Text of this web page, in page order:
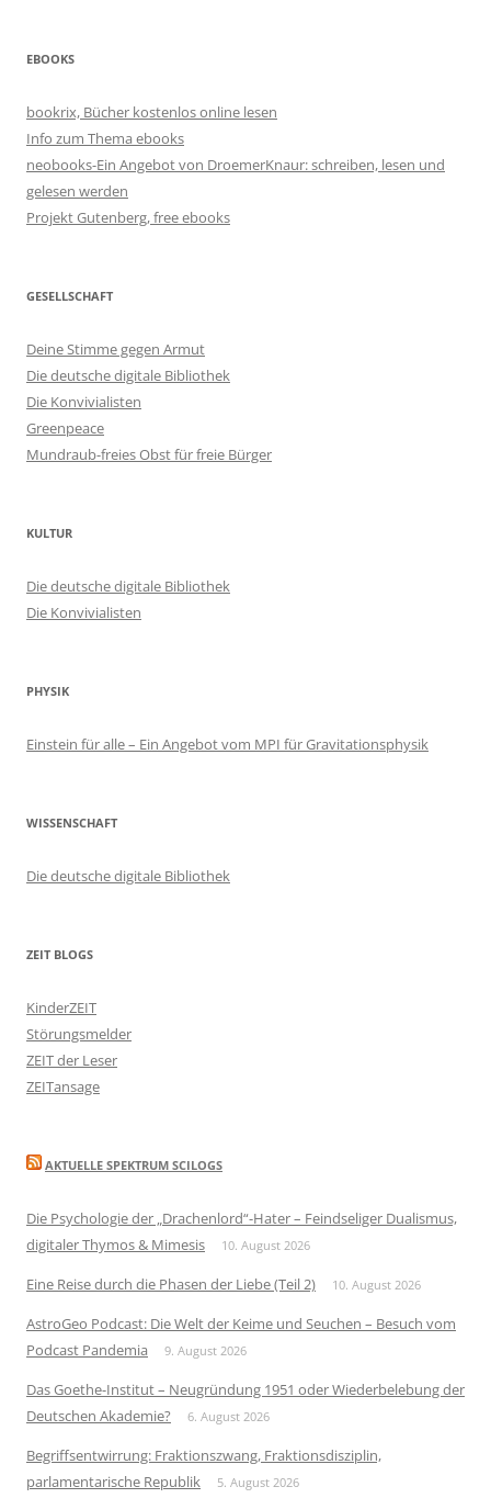
EBOOKS
bookrix, Bücher kostenlos online lesen
Info zum Thema ebooks
neobooks-Ein Angebot von DroemerKnaur: schreiben, lesen und
gelesen werden
Projekt Gutenberg, free ebooks
GESELLSCHAFT
Deine Stimme gegen Armut
Die deutsche digitale Bibliothek
Die Konvivialisten
Greenpeace
Mundraub-freies Obst für freie Bürger
KULTUR
Die deutsche digitale Bibliothek
Die Konvivialisten
PHYSIK
Einstein für alle – Ein Angebot vom MPI für Gravitationsphysik
WISSENSCHAFT
Die deutsche digitale Bibliothek
ZEIT BLOGS
KinderZEIT
Störungsmelder
ZEIT der Leser
ZEITansage
AKTUELLE SPEKTRUM SCILOGS
Die Psychologie der „Drachenlord“-Hater – Feindseliger Dualismus,
digitaler Thymos & Mimesis
10. August 2026
Eine Reise durch die Phasen der Liebe (Teil 2) 10. August 2026
AstroGeo Podcast: Die Welt der Keime und Seuchen – Besuch vom
Podcast Pandemia
9. August 2026
Das Goethe-Institut – Neugründung 1951 oder Wiederbelebung der
Deutschen Akademie?
6. August 2026
Begriffsentwirrung: Fraktionszwang, Fraktionsdisziplin,
parlamentarische Republik
5. August 2026